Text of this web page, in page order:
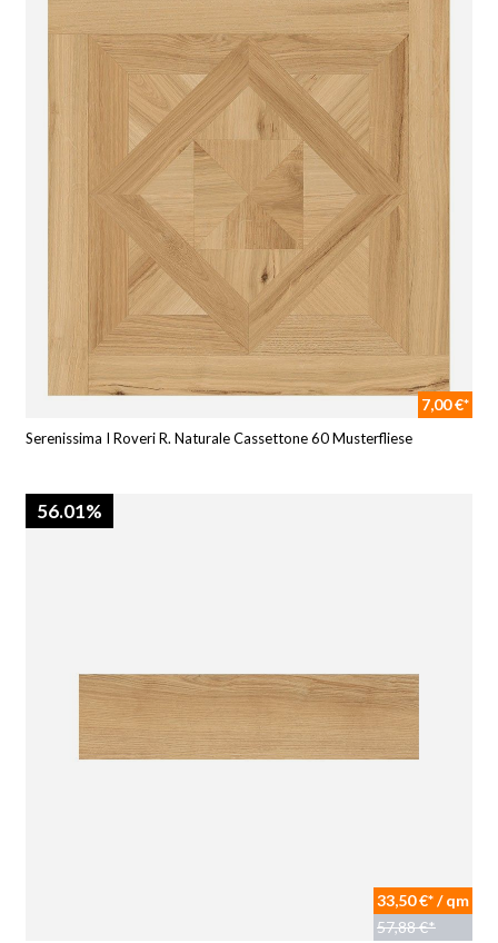
7,00 €*
Serenissima I Roveri R. Naturale Cassettone 60 Musterfliese
56.01%
33,50 €* / qm
57,88 €*